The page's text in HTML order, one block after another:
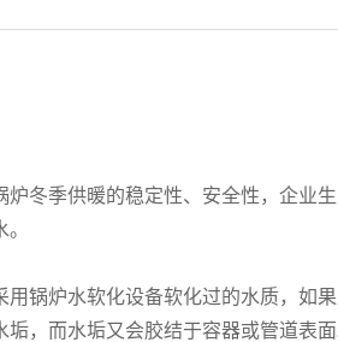
炉冬季供暖的稳定性、安全性，企业
用锅炉水软化设备软化过的水质，如
垢，而水垢又会胶结于容器或管道表